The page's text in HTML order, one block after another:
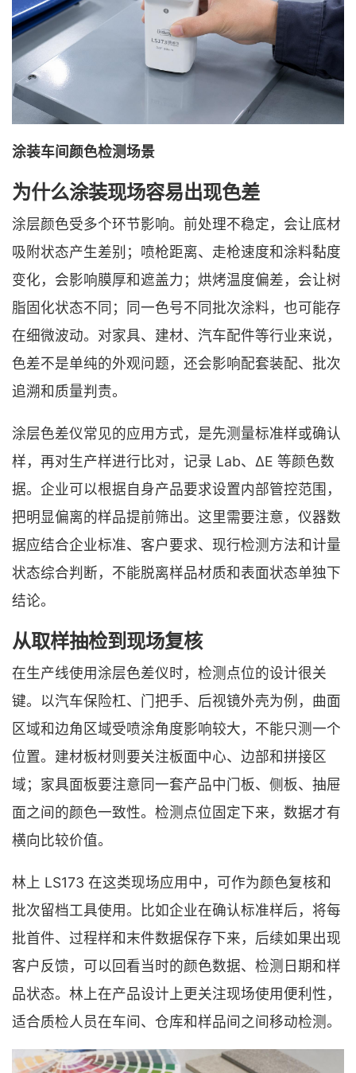
涂装车间颜色检测场景
为什么涂装现场容易出现色差
涂层颜色受多个环节影响。前处理不稳定，会让底材
吸附状态产生差别；喷枪距离、走枪速度和涂料黏度
变化，会影响膜厚和遮盖力；烘烤温度偏差，会让树
脂固化状态不同；同一色号不同批次涂料，也可能存
在细微波动。对家具、建材、汽车配件等行业来说，
色差不是单纯的外观问题，还会影响配套装配、批次
追溯和质量判责。
涂层色差仪常见的应用方式，是先测量标准样或确认
样，再对生产样进行比对，记录 Lab、ΔE 等颜色数
据。企业可以根据自身产品要求设置内部管控范围，
把明显偏离的样品提前筛出。这里需要注意，仪器数
据应结合企业标准、客户要求、现行检测方法和计量
状态综合判断，不能脱离样品材质和表面状态单独下
结论。
从取样抽检到现场复核
在生产线使用涂层色差仪时，检测点位的设计很关
键。以汽车保险杠、门把手、后视镜外壳为例，曲面
区域和边角区域受喷涂角度影响较大，不能只测一个
位置。建材板材则要关注板面中心、边部和拼接区
域；家具面板要注意同一套产品中门板、侧板、抽屉
面之间的颜色一致性。检测点位固定下来，数据才有
横向比较价值。
林上 LS173 在这类现场应用中，可作为颜色复核和
批次留档工具使用。比如企业在确认标准样后，将每
批首件、过程样和末件数据保存下来，后续如果出现
客户反馈，可以回看当时的颜色数据、检测日期和样
品状态。林上在产品设计上更关注现场使用便利性，
适合质检人员在车间、仓库和样品间之间移动检测。